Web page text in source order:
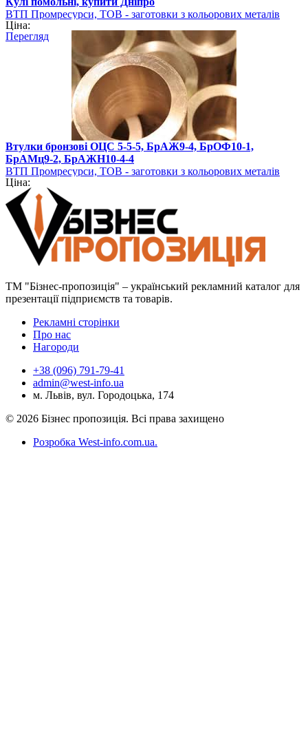
ВТП Промресурси, ТОВ - заготовки з кольорових металів
Ціна:
Перегляд
Втулки бронзові ОЦС 5-5-5, БрАЖ9-4, БрОФ10-1,
БрАМц9-2, БрАЖН10-4-4
ВТП Промресурси, ТОВ - заготовки з кольорових металів
Ціна:
ТМ "Бізнес-пропозиція" – український рекламний каталог для
презентації підприємств та товарів.
Рекламні сторінки
Про нас
Нагороди
+38 (096) 791-79-41
admin@west-info.ua
м. Львів, вул. Городоцька, 174
© 2026 Бізнес пропозиція. Всі права захищено
Розробка West-info.com.ua.